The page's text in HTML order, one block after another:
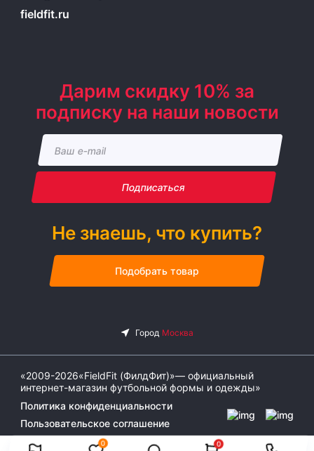
0 0
fieldfit.ru
Дарим скидку 10% за
подписку на наши новости
Подписаться
Не знаешь, что купить?
Подобрать товар
«2009-2026«FieldFit (ФилдФит)»— официальный
интернет-магазин футбольной формы и одежды»
Политика конфиденциальности
Пользовательское соглашение